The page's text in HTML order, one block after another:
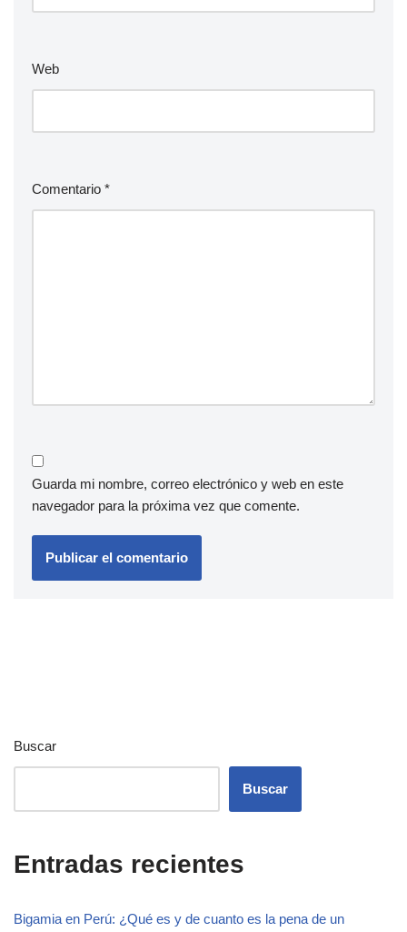
Web
Comentario *
Guarda mi nombre, correo electrónico y web en este
navegador para la próxima vez que comente.
Buscar
Buscar
Entradas recientes
Bigamia en Perú: ¿Qué es y de cuanto es la pena de un